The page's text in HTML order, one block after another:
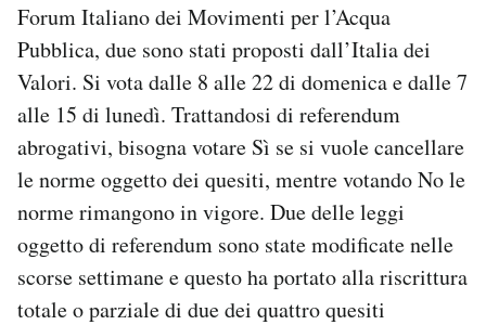
CALENDARIO
AREA PERSONALE
Area Personale
Newsletter
Notifiche mobile
Regala il Post
Hai bisogno di aiuto?
Forum Italiano dei Movimenti per l’Acqua
Pubblica, due sono stati proposti dall’Italia dei
Valori. Si vota dalle 8 alle 22 di domenica e dalle 7
alle 15 di lunedì. Trattandosi di referendum
abrogativi, bisogna votare Sì se si vuole cancellare
le norme oggetto dei quesiti, mentre votando No le
norme rimangono in vigore. Due delle leggi
oggetto di referendum sono state modificate nelle
scorse settimane e questo ha portato alla riscrittura
totale o parziale di due dei quattro quesiti